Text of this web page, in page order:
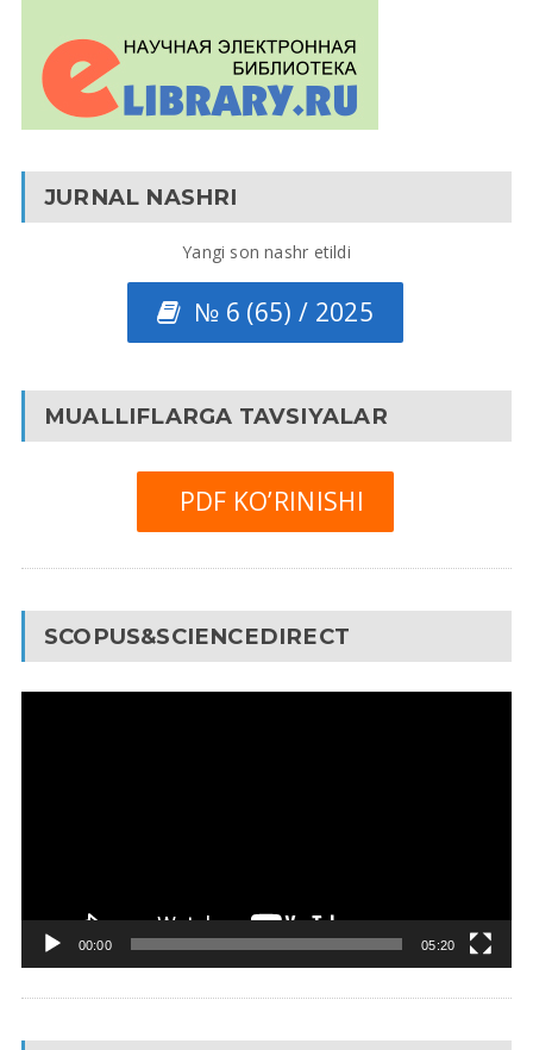
JURNAL NASHRI
Yangi son nashr etildi
№ 6 (65) / 2025
MUALLIFLARGA TAVSIYALAR
PDF KO’RINISHI
SCOPUS&SCIENCEDIRECT
00:00 05:20